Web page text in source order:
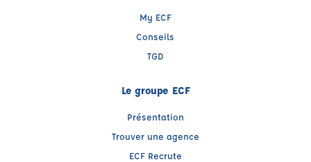
My ECF
Conseils
TGD
Le groupe ECF
Présentation
Trouver une agence
ECF Recrute